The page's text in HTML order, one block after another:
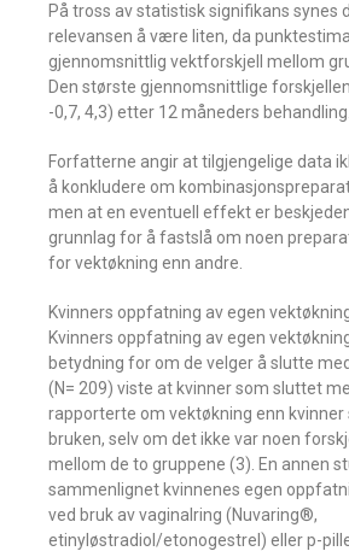
På tross av statistisk signifikans synes
relevansen å være liten, da
gjennomsnittlig vektforskjell mellom
Den største gjennomsnittlige forskjellen
-0,7, 4,3) etter 12 måneders behandling.
Forfatterne angir at tilgjengelige data
å konkludere om
men at en eventuell effekt er
grunnlag for å fastslå om noen
for vektøkning enn andre.
Kvinners oppfatning av egen
Kvinners oppfatning av egen
betydning for om de velger å slutte
(N= 209) viste at kvinner som sluttet
rapporterte om vektøkning enn
bruken, selv om det ikke var noen
mellom de to gruppene (3). En annen
sammenlignet kvinnenes egen
ved bruk av vaginalring (Nuvaring®,
etinyløstradiol/etonogestrel) eller p-